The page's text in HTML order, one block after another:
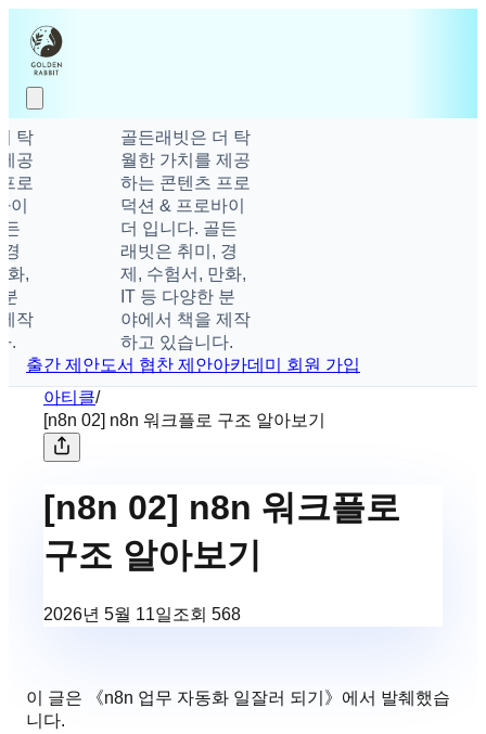
,
골든래빗은 더 탁
월한 가치를 제공
하는 콘텐츠 프로
덕션 & 프로바이
더 입니다. 골든
래빗은 취미, 경
제, 수험서, 만화,
IT 등 다양한 분
야에서 책을 제작
하고 있습니다.
출간 제안도서 협찬 제안아카데미 회원 가입
아티클/
[n8n 02] n8n 워크플로 구조 알아보기
[n8n 02] n8n 워크플로
구조 알아보기
2026년 5월 11일조회 568
이 글은 《n8n 업무 자동화 일잘러 되기 》에서 발췌했습
니다.